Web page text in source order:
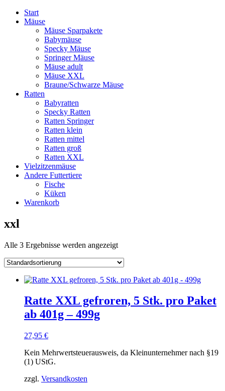
Start
Mäuse
Mäuse Sparpakete
Babymäuse
Specky Mäuse
Springer Mäuse
Mäuse adult
Mäuse XXL
Braune/Schwarze Mäuse
Ratten
Babyratten
Specky Ratten
Ratten Springer
Ratten klein
Ratten mittel
Ratten groß
Ratten XXL
Vielzitzenmäuse
Andere Futtertiere
Fische
Küken
Warenkorb
xxl
Alle 3 Ergebnisse werden angezeigt
Ratte XXL gefroren, 5 Stk. pro Paket
ab 401g – 499g
27,95 €
Kein Mehrwertsteuerausweis, da Kleinunternehmer nach §19
(1) UStG.
zzgl. Versandkosten